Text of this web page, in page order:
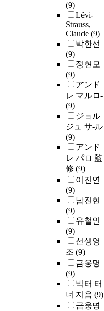
(9)
Lévi-
Strauss,
Claude (9)
박한선
(9)
정현모
(9)
アンド
レ マルロ-
(9)
ジョル
ジュ サ-ル
(9)
アンド
レ パロ 監
修 (9)
이진연
(9)
남진현
(9)
유철인
(9)
선생영
조 (9)
금웅명
(9)
빅터 터
너 지음 (9)
금웅명